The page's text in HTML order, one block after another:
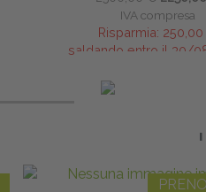
IVA compresa
Risparmia:
saldando entro il 30/